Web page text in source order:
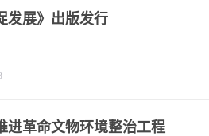
发展》出版发行
进革命文物环境整治工程